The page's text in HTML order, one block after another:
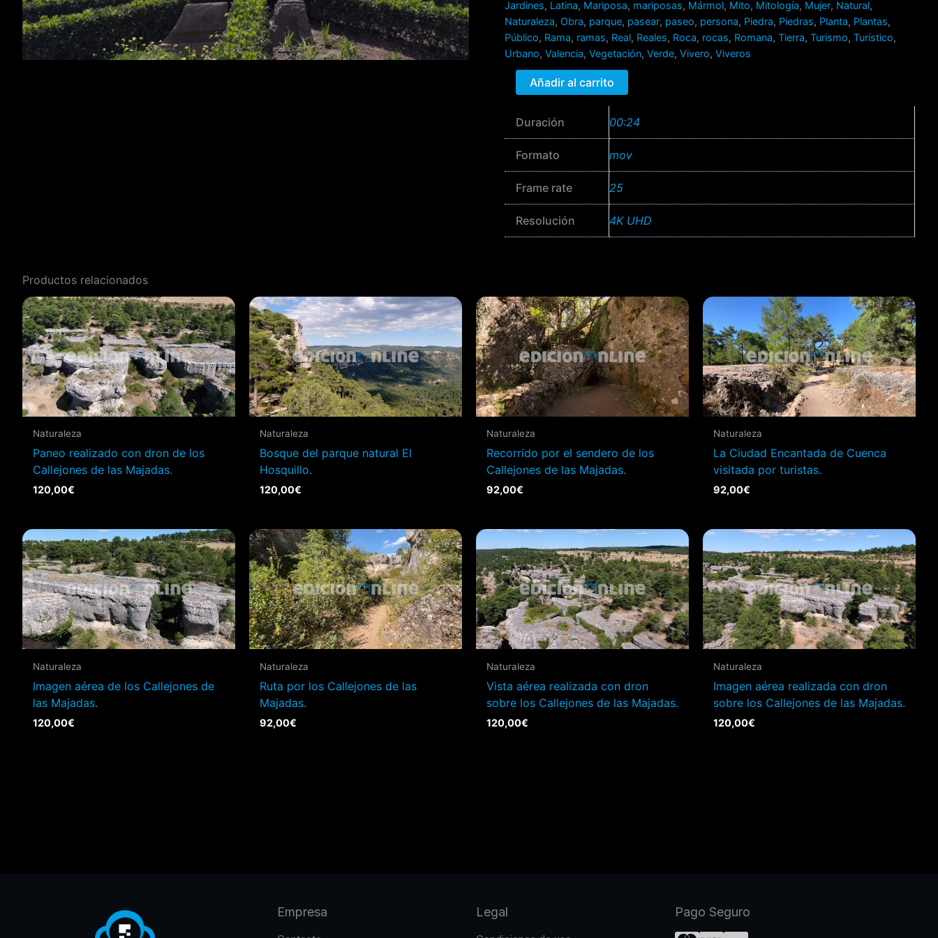
Jardines, Latina, Mariposa, mariposas, Mármol, Mito, Mitología, Mujer, Natural,
Naturaleza,Obra, parque, pasear, paseo, persona, Piedra, Piedras, Planta, Plantas,
Público, Rama, ramas, Real, Reales, Roca, rocas, Romana,Tierra,Turismo,Turístico,
Urbano,Valencia,Vegetación,Verde,Vivero,Viveros
Añadir al carrito
Duración 00:24
Formato mov
Frame rate 25
Resolución 4K UHD
Productos relacionados
Naturaleza
Paneo realizado con dron de los
Callejones de las Majadas.
120,00€
Naturaleza
Bosque del parque natural El
Hosquillo.
120,00€
Naturaleza
Recorrido por el sendero de los
Callejones de las Majadas.
92,00€
Naturaleza
La Ciudad Encantada de Cuenca
visitada por turistas.
92,00€
Naturaleza
Imagen aérea de los Callejones de
las Majadas.
120,00€
Naturaleza
Ruta por los Callejones de las
Majadas.
92,00€
Naturaleza
Vista aérea realizada con dron
sobre los Callejones de las Majadas.
120,00€
Naturaleza
Imagen aérea realizada con dron
sobre los Callejones de las Majadas.
120,00€
Empresa Legal Pago Seguro